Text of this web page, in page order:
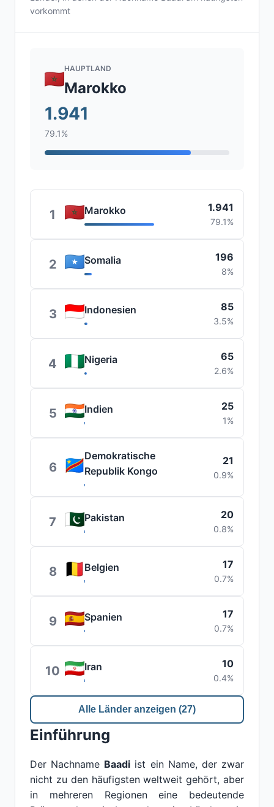
vorkommt
HAUPTLAND
Marokko
1.941
79.1%
1 Marokko 1.941
79.1%
2 Somalia 196
8%
3 Indonesien 85
3.5%
4 Nigeria 65
2.6%
5 Indien 25
1%
6
Demokratische
Republik Kongo
21
0.9%
7 Pakistan 20
0.8%
8 Belgien 17
0.7%
9 Spanien 17
0.7%
10 Iran 10
0.4%
Alle Länder anzeigen (27)
Einführung
Der Nachname Baadi ist ein Name, der zwar
nicht zu den häufigsten weltweit gehört, aber
in mehreren Regionen eine bedeutende